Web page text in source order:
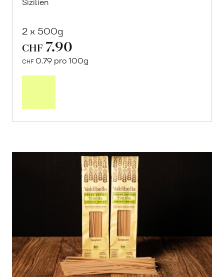
Sizilien
2 x 500g
CHF 7.90
CHF 0.79 pro 100g